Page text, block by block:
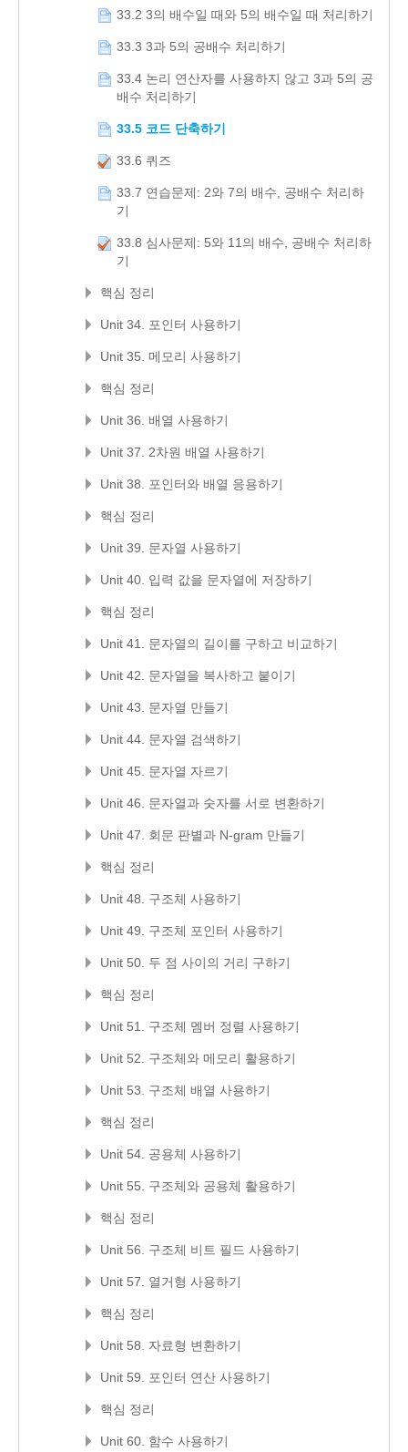
33.2 3의 배수일 때와 5의 배수일 때 처리하기
33.3 3과 5의 공배수 처리하기
33.4 논리 연산자를 사용하지 않고 3과 5의 공
배수 처리하기
33.5 코드 단축하기
33.6 퀴즈
33.7 연습문제: 2와 7의 배수, 공배수 처리하
기
33.8 심사문제: 5와 11의 배수, 공배수 처리하
기
핵심 정리
Unit 34. 포인터 사용하기
Unit 35. 메모리 사용하기
핵심 정리
Unit 36. 배열 사용하기
Unit 37. 2차원 배열 사용하기
Unit 38. 포인터와 배열 응용하기
핵심 정리
Unit 39. 문자열 사용하기
Unit 40. 입력 값을 문자열에 저장하기
핵심 정리
Unit 41. 문자열의 길이를 구하고 비교하기
Unit 42. 문자열을 복사하고 붙이기
Unit 43. 문자열 만들기
Unit 44. 문자열 검색하기
Unit 45. 문자열 자르기
Unit 46. 문자열과 숫자를 서로 변환하기
Unit 47. 회문 판별과 N-gram 만들기
핵심 정리
Unit 48. 구조체 사용하기
Unit 49. 구조체 포인터 사용하기
Unit 50. 두 점 사이의 거리 구하기
핵심 정리
Unit 51. 구조체 멤버 정렬 사용하기
Unit 52. 구조체와 메모리 활용하기
Unit 53. 구조체 배열 사용하기
핵심 정리
Unit 54. 공용체 사용하기
Unit 55. 구조체와 공용체 활용하기
핵심 정리
Unit 56. 구조체 비트 필드 사용하기
Unit 57. 열거형 사용하기
핵심 정리
Unit 58. 자료형 변환하기
Unit 59. 포인터 연산 사용하기
핵심 정리
Unit 60. 함수 사용하기